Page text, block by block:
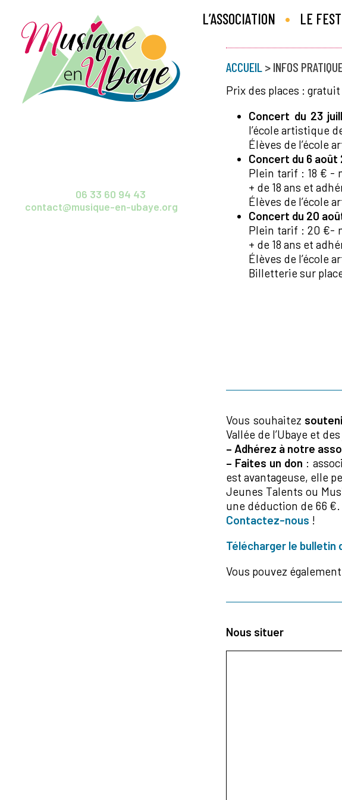
L’ASSOCIATION • LE
06 33 60 94 43
contact@musique-en-ubaye.org
ACCUEIL > INFOS
Prix des places :
Concert du 23
l’école artistique
Élèves de l’école
Concert du 6 août
Plein tarif : 18 € -
+ de 18 ans et
Élèves de l’école
Concert du 20
Plein tarif : 20 €-
+ de 18 ans et
Élèves de l’école
Billetterie sur
Vous souhaitez
Vallée de l’Ubaye et
– Adhérez à notre
– Faites un don :
est avantageuse, elle
Jeunes Talents ou
une déduction de 66 €.
Contactez-nous !
Télécharger le bulletin
Vous pouvez
Nous situer